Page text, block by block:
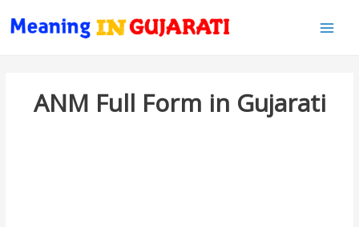
ANM Full Form in Gujarati